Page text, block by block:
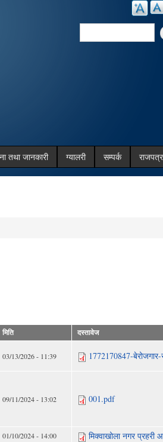
Search
तथा जानकारी ग्यालरी सम्पर्क राजपत्र
मिति दस्तावेज
03/13/2026 - 11:39 1772170847-
09/11/2024 - 13:02 001.pdf
01/10/2024 - 14:00
मिक्वाखोला नगर